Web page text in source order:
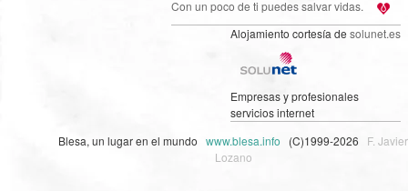
Con un poco de ti puedes salvar vidas.
Alojamiento cortesía de solunet.es
Empresas y profesionales
servicios internet
Blesa, un lugar en el mundo www.blesa.info (C)1999-2026 F. Javier
Lozano